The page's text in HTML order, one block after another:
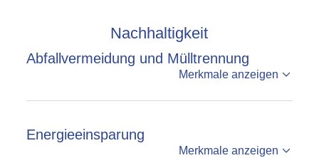
Nachhaltigkeit
Abfallvermeidung und Mülltrennung
Merkmale anzeigen
Energieeinsparung
Merkmale anzeigen